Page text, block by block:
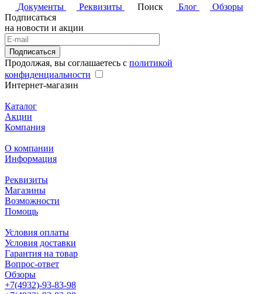
Документы
Реквизиты Поиск Блог
Обзоры
Подписаться
на новости и акции
Подписаться
Продолжая, вы соглашаетесь с политикой
конфиденциальности
Интернет-магазин
Каталог
Акции
Компания
О компании
Информация
Реквизиты
Магазины
Возможности
Помощь
Условия оплаты
Условия доставки
Гарантия на товар
Вопрос-ответ
Обзоры
+7(4932)-93-83-98